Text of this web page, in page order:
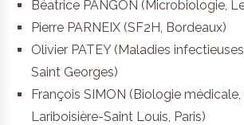
Béatrice PANGON (Microbiologie,
Pierre PARNEIX (SF2H, Bordeaux)
Olivier PATEY (Maladies
Saint Georges)
François SIMON (Biologie médicale,
Lariboisière-Saint Louis, Paris)